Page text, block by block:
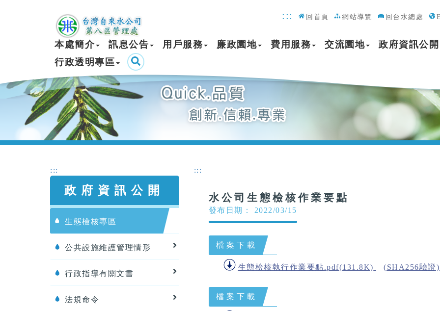
::: 回首頁 網站導覽 回台水總處
本處簡介 訊息公告 用戶服務 廉政園地 費用服務 交流園地
政府資訊公開
行政透明專區
:::
政府資訊公開
生態檢核專區
公共設施維護管理情形
行政指導有關文書
法規命令
:::
水公司生態檢核作業要點
發布日期： 2022/03/15
檔案下載
生態檢核執行作業要點.pdf(131.8K) (SHA256驗證)
檔案下載